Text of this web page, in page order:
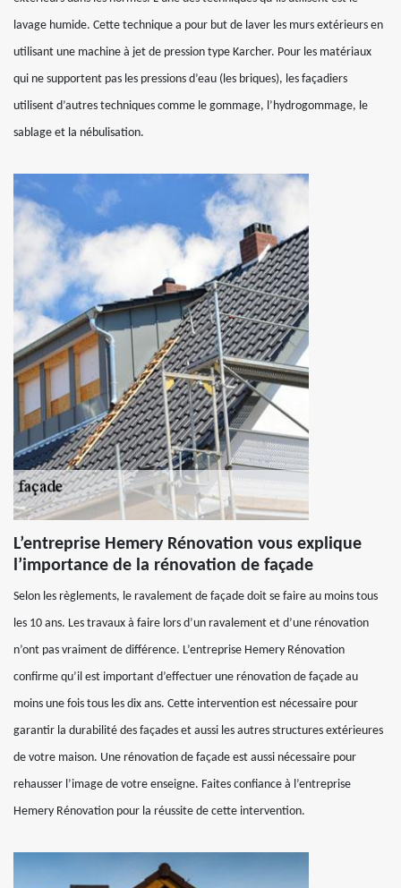
lavage humide. Cette technique a pour but de laver les murs extérieurs en
utilisant une machine à jet de pression type Karcher. Pour les matériaux
qui ne supportent pas les pressions d’eau (les briques), les façadiers
utilisent d’autres techniques comme le gommage, l’hydrogommage, le
sablage et la nébulisation.
L’entreprise Hemery Rénovation vous explique
l’importance de la rénovation de façade
Selon les règlements, le ravalement de façade doit se faire au moins tous
les 10 ans. Les travaux à faire lors d’un ravalement et d’une rénovation
n’ont pas vraiment de différence. L’entreprise Hemery Rénovation
confirme qu’il est important d’effectuer une rénovation de façade au
moins une fois tous les dix ans. Cette intervention est nécessaire pour
garantir la durabilité des façades et aussi les autres structures extérieures
de votre maison. Une rénovation de façade est aussi nécessaire pour
rehausser l’image de votre enseigne. Faites confiance à l’entreprise
Hemery Rénovation pour la réussite de cette intervention.